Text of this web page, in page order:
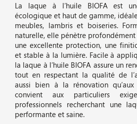
La laque à l’huile BIOFA est
écologique et haut de gamme,
meubles, lambris et boiseries.
naturelle, elle pénètre
une excellente protection, une
et stable à la lumière. Facile à
la laque à l’huile BIOFA assure un
tout en respectant la qualité de
aussi bien à la rénovation
convient aux particuliers
professionnels recherchant une
performante et saine.